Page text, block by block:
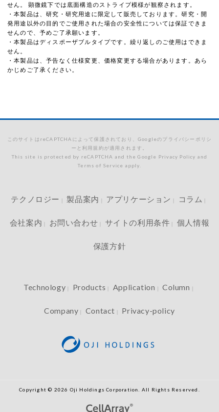
せん。 顕微鏡下では底面構造のストライプ模様が観察されます。
・本製品は、研究・研究用途に限定して販売しております。研究・開
発用途以外の目的でご使用された場合の安全性については保証できま
せんので、予めご了承願います。
・本製品はディスポーザブルタイプです。繰り返しのご使用はできま
せん。
・本製品は、予告なく仕様変更、価格変更する場合があります。あら
かじめご了承ください。
このサイトはreCAPTCHAによって保護されており、Googleのプライバシーポリシ
ーと利用規約が適用されます。
This site is protected by reCAPTCHA and the Google Privacy Policy and
Terms of Service apply.
テクノロジー ｜製品案内 アプリケーション コラム
会社案内 お問い合わせ サイトの利用条件 個人情報
保護方針
Technology Products Application Column
Company Contact Privacy-policy
Copyright © 2026 Oji Holdings Corporation. All Rights Reserved.